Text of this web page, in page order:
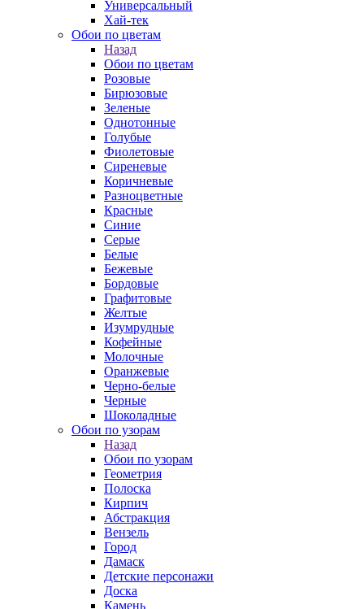
Универсальный
Хай-тек
Обои по цветам
Назад
Обои по цветам
Розовые
Бирюзовые
Зеленые
Однотонные
Голубые
Фиолетовые
Сиреневые
Коричневые
Разноцветные
Красные
Синие
Серые
Белые
Бежевые
Бордовые
Графитовые
Желтые
Изумрудные
Кофейные
Молочные
Оранжевые
Черно-белые
Черные
Шоколадные
Обои по узорам
Назад
Обои по узорам
Геометрия
Полоска
Кирпич
Абстракция
Вензель
Город
Дамаск
Детские персонажи
Доска
Камень